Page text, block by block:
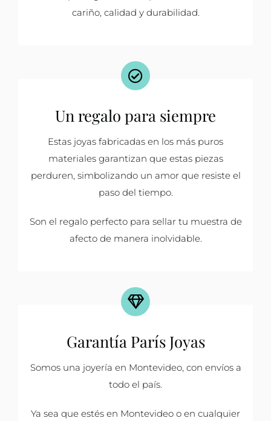
cariño, calidad y durabilidad.
Un regalo para siempre
Estas joyas fabricadas en los más puros
materiales garantizan que estas piezas
perduren, simbolizando un amor que resiste el
paso del tiempo.
Son el regalo perfecto para sellar tu muestra de
afecto de manera inolvidable.
Garantía París Joyas
Somos una joyería en Montevideo, con envíos a
todo el país.
Ya sea que estés en Montevideo o en cualquier